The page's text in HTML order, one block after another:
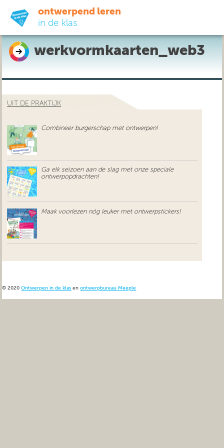
ontwerpend leren
in de klas
ready-to-go
do-it-yourself
uit de praktijk
over ons
werkvormkaarten_web3
UIT DE PRAKTIJK
Combineer burgerschap met ontwerpen!
Ga elk seizoen aan de slag met onze speciale
ontwerpopdrachten!
Maak voorlezen nóg leuker met ontwerpstickers!
© 2020Ontwerpen in de klas enontwerpbureau Meeple